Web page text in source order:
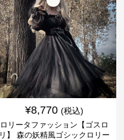
¥8,770 (税込)
ロリータファッション【ゴスロ
リ】 森の妖精風ゴシックロリー